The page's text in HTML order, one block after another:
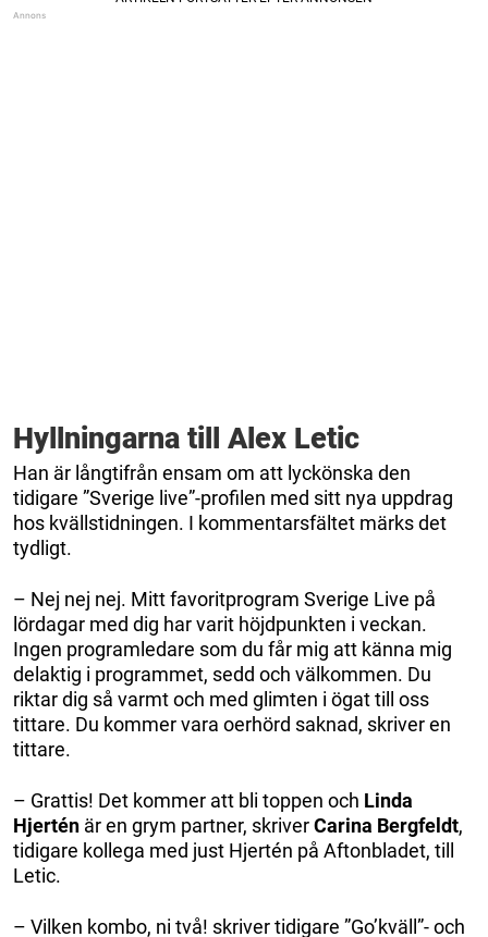
Hyllningarna till Alex Letic
Han är långtifrån ensam om att lyckönska den
tidigare ”Sverige live”-profilen med sitt nya uppdrag
hos kvällstidningen. I kommentarsfältet märks det
tydligt.
– Nej nej nej. Mitt favoritprogram Sverige Live på
lördagar med dig har varit höjdpunkten i veckan.
Ingen programledare som du får mig att känna mig
delaktig i programmet, sedd och välkommen. Du
riktar dig så varmt och med glimten i ögat till oss
tittare. Du kommer vara oerhörd saknad, skriver en
tittare.
– Grattis! Det kommer att bli toppen och Linda
Hjertén är en grym partner, skriverCarina Bergfeldt,
tidigare kollega med just Hjertén på Aftonbladet, till
Letic.
– Vilken kombo, ni två! skriver tidigare ”Go’kväll”- och